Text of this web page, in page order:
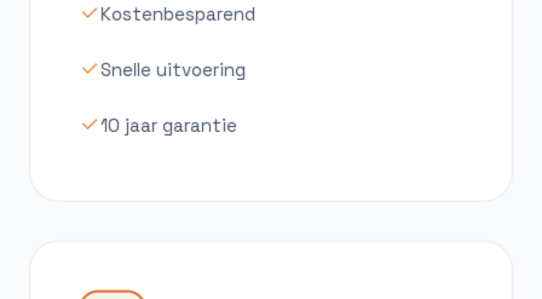
Kostenbesparend
Snelle uitvoering
10 jaar garantie